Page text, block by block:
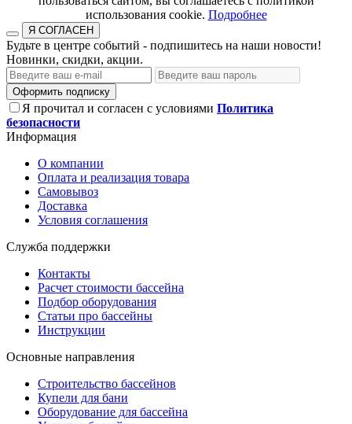
использования cookie.​​​​​​​ Подробнее
Я СОГЛАСЕН
Будьте в центре событий - подпишитесь на наши новости!
Новинки, скидки, акции.
Оформить подписку
Я прочитал и согласен с условиями Политика
безопасности
Информация
О компании
Оплата и реализация товара
Самовывоз
Доставка
Условия соглашения
Служба поддержки
Контакты
Расчет стоимости бассейна
Подбор оборудования
Статьи про бассейны
Инструкции
Основные направления
Строительство бассейнов
Купели для бани
Оборудование для бассейна